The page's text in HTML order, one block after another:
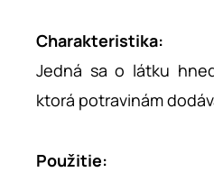
Charakteristika:
Jedná sa o látku
ktorá potravinám
Použitie: